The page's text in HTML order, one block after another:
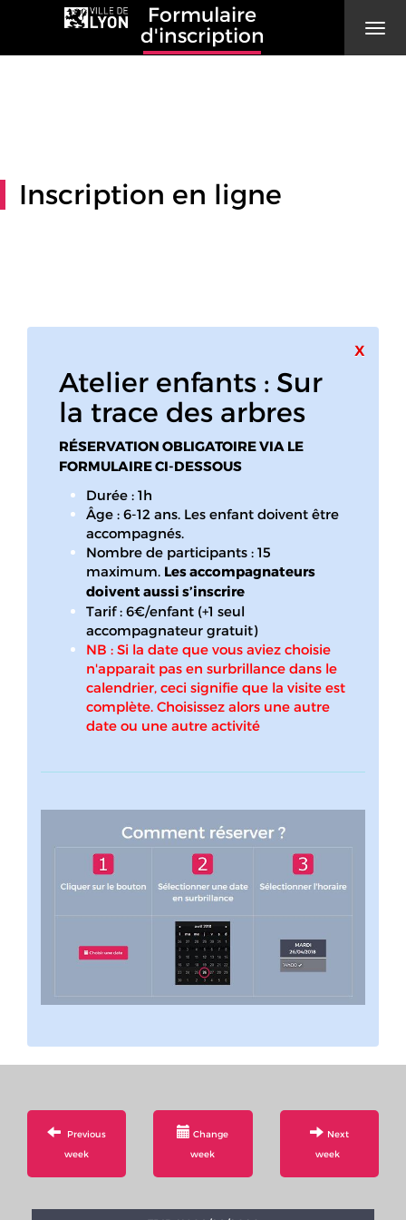
Formulaire
d'inscription
Inscription en ligne
x
Atelier enfants : Sur
la trace des arbres
RÉSERVATION OBLIGATOIRE VIA LE
FORMULAIRE CI-DESSOUS
Durée : 1h
Âge : 6-12 ans. Les enfant doivent être
accompagnés.
Nombre de participants : 15
maximum. Les accompagnateurs
doivent aussi s’inscrire
Tarif : 6€/enfant (+1 seul
accompagnateur gratuit)
NB : Si la date que vous aviez choisie
n'apparait pas en surbrillance dans le
calendrier, ceci signifie que la visite est
complète. Choisissez alors une autre
date ou une autre activité
Previous
week
Change
week
Next
week